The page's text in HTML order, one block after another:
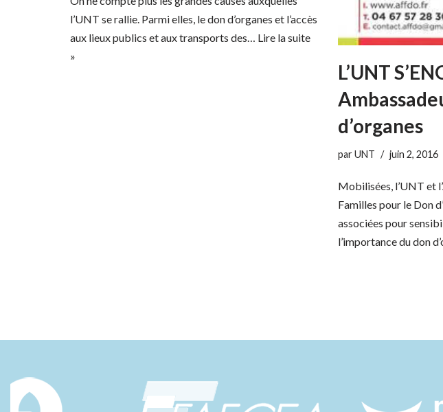
l’UNT se rallie. Parmi elles, le don d’organes et l’accès
aux lieux publics et aux transports des… Lire la suite
»
L’UNT
d’organes
parUNT juin 2, 2016
Mobilisées, l’UNT et
Familles pour le Don
associées pour
l’importance du don